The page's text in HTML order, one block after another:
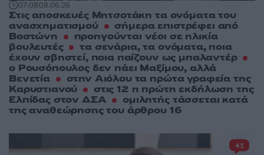
07:0808.06.26
Στις αποσκευές Μητσοτάκη τα ονόματα του
ανασχηματισμού
σήμερα επιστρέφει από
Βοστώνη
προηγούνται νέοι σε ηλικία
βουλευτές
τα σενάρια, τα ονόματα, ποια
έχουν σβηστεί, ποια παίζουν ως μπαλαντέρ
ο Ρουσόπουλος δεν πάει Μαξίμου, αλλά
Βενετία
στην Αιόλου τα πρώτα γραφεία της
Καρυστιανού
στις 12 η πρώτη εκδήλωση της
Ελπίδας στον ΔΣΑ
ομιλητής τάσσεται κατά
της αναθεώρησης του άρθρου 16
41